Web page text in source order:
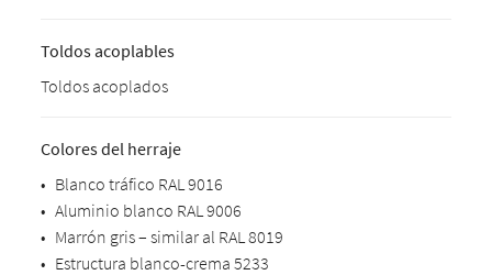
Toldos acoplables
Toldos acoplados
Colores del herraje
• Blanco tráfico RAL 9016
• Aluminio blanco RAL 9006
• Marrón gris – similar al RAL 8019
• Estructura blanco-crema 5233